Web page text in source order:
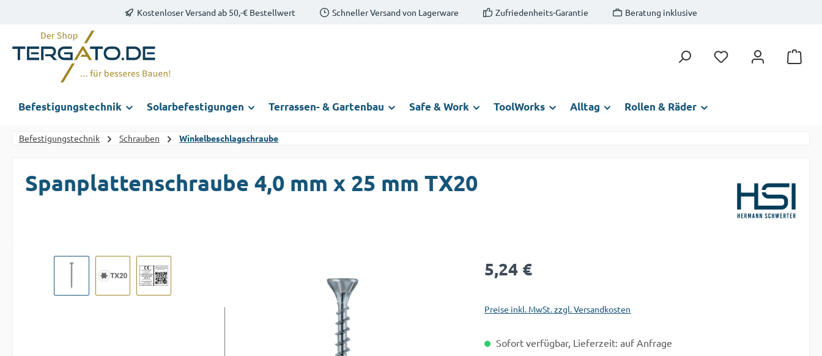
Zur Hauptnavigation springenKostenloser Versand ab 50,-€ Bestellwert Schneller Versand von Lagerware Zufriedenheits-Garantie Beratung inklusive
Du hast 0 Produkte auf
Befestigungstechnik Solarbefestigungen Terrassen- & Gartenbau Safe & Work ToolWorks Alltag Rollen & Räder
Befestigungstechnik Schrauben Winkelbeschlagschraube
Spanplattenschraube 4,0 mm x 25 mm TX20
Bildergalerie überspringen Regulärer Preis:
5,24 €
Preise inkl. MwSt. zzgl. Versandkosten
Sofort verfügbar, Lieferzeit: auf Anfrage